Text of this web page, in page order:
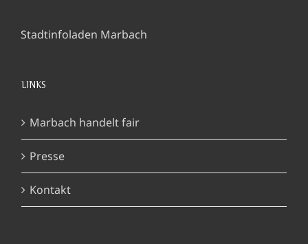
Stadtinfoladen Marbach
LINKS
Marbach handelt fair
Presse
Kontakt